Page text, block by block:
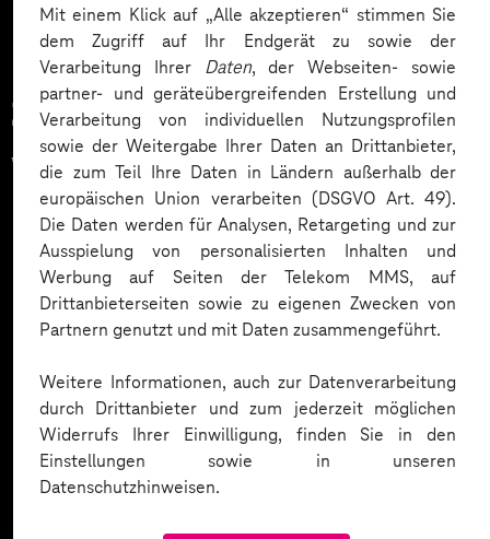
Mit einem Klick auf „Alle akzeptieren“ stimmen Sie
dem Zugriff auf Ihr Endgerät zu sowie der
Verarbeitung Ihrer Daten, der Webseiten- sowie
partner- und geräteübergreifenden Erstellung und
Verarbeitung von individuellen Nutzungsprofilen
sowie der Weitergabe Ihrer Daten an Drittanbieter,
die zum Teil Ihre Daten in Ländern außerhalb der
europäischen Union verarbeiten (DSGVO Art. 49).
Die Daten werden für Analysen, Retargeting und zur
Ausspielung von personalisierten Inhalten und
Werbung auf Seiten der Telekom MMS, auf
Drittanbieterseiten sowie zu eigenen Zwecken von
Partnern genutzt und mit Daten zusammengeführt.
Weitere Informationen, auch zur Datenverarbeitung
durch Drittanbieter und zum jederzeit möglichen
Widerrufs Ihrer Einwilligung, finden Sie in den
Einstellungen sowie in unseren
Datenschutzhinweisen.
Zahlreiche Unternehmen
vertrauen auf unsere
Expertise. Hier eine Auswahl: